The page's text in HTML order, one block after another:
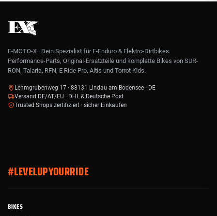
E-MOTO-X · Dein Spezialist für E-Enduro & Elektro-Dirtbikes.
Performance-Parts, Original-Ersatzteile und komplette Bikes von SUR-
RON, Talaria, RFN, E Ride Pro, Altis und Torrot Kids.
Lehmgrubenweg 17 · 88131 Lindau am Bodensee · DE
Versand DE/AT/EU · DHL & Deutsche Post
Trusted Shops zertifiziert · sicher Einkaufen
#LEVELUPYOURRIDE
BIKES